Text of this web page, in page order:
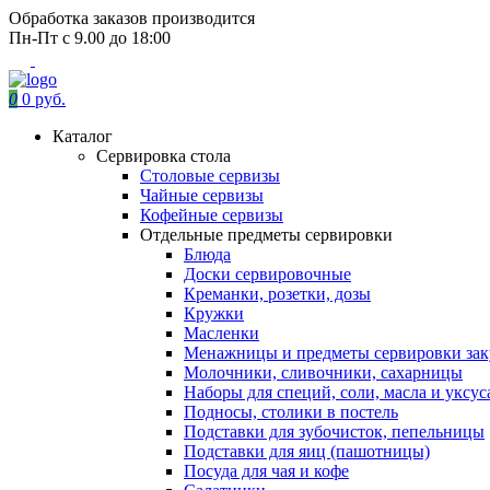
Обработка заказов производится
Пн-Пт с 9.00 до 18:00
0 0 руб.
Каталог
Сервировка стола
Столовые сервизы
Чайные сервизы
Кофейные сервизы
Отдельные предметы сервировки
Блюда
Доски сервировочные
Креманки, розетки, дозы
Кружки
Масленки
Менажницы и предметы сервировки
Молочники, сливочники, сахарницы
Наборы для специй, соли, масла и
Подносы, столики в постель
Подставки для зубочисток, пепельницы
Подставки для яиц (пашотницы)
Посуда для чая и кофе